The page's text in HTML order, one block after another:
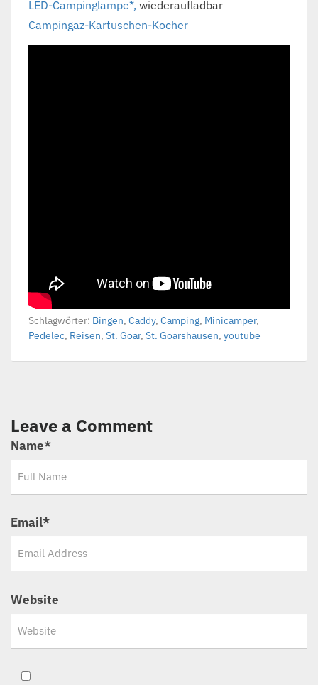
LED-Campinglampe*, wiederaufladbar
Campingaz-Kartuschen-Kocher
Schlagwörter: Bingen, Caddy, Camping, Minicamper,
Pedelec, Reisen, St. Goar, St. Goarshausen, youtube
Leave a Comment
Name*
Email*
Website